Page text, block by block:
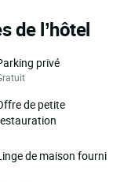
de l’hôtel
privé
de petite
de maison fourni